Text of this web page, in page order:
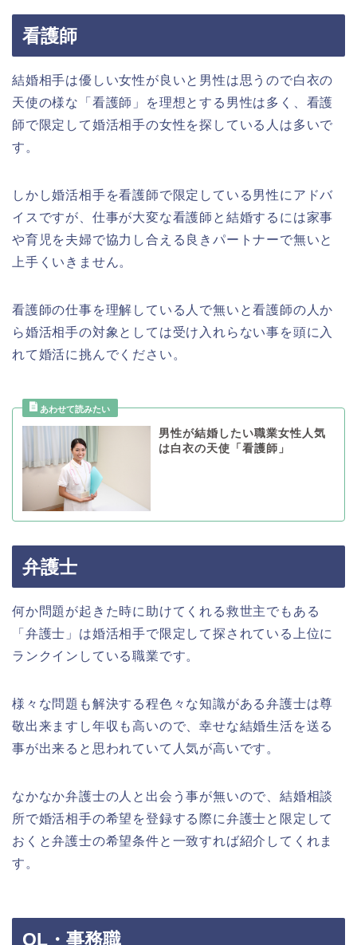
看護師
結婚相手は優しい女性が良いと男性は思うので白衣の
天使の様な「看護師」を理想とする男性は多く、看護
師で限定して婚活相手の女性を探している人は多いで
す。
しかし婚活相手を看護師で限定している男性にアドバ
イスですが、仕事が大変な看護師と結婚するには家事
や育児を夫婦で協力し合える良きパートナーで無いと
上手くいきません。
看護師の仕事を理解している人で無いと看護師の人か
ら婚活相手の対象としては受け入れらない事を頭に入
れて婚活に挑んでください。
男性が結婚したい職業女性人気
は白衣の天使「看護師」
弁護士
何か問題が起きた時に助けてくれる救世主でもある
「弁護士」は婚活相手で限定して探されている上位に
ランクインしている職業です。
様々な問題も解決する程色々な知識がある弁護士は尊
敬出来ますし年収も高いので、幸せな結婚生活を送る
事が出来ると思われていて人気が高いです。
なかなか弁護士の人と出会う事が無いので、結婚相談
所で婚活相手の希望を登録する際に弁護士と限定して
おくと弁護士の希望条件と一致すれば紹介してくれま
す。
OL・事務職